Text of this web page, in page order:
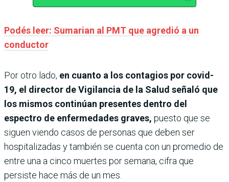
Podés leer: Sumarian al PMT que agredió a un
conductor
Por otro lado, en cuanto a los contagios por covid-
19, el director de Vigilancia de la Salud señaló que
los mismos continúan presentes dentro del
espectro de enfermedades graves, puesto que se
siguen viendo casos de personas que deben ser
hospitalizadas y también se cuenta con un promedio de
entre una a cinco muertes por semana, cifra que
persiste hace más de un mes.